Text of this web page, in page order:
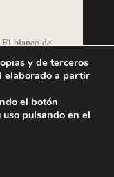
blanco de
azurita
Cena en
y de terceros
elaborado a partir
el botón
pulsando en el